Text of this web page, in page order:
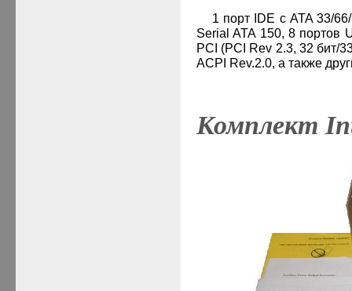
1 порт IDE с ATA 33/
Serial ATA 150, 8 портов
PCI (PCI Rev 2.3, 32 бит/
ACPI Rev.2.0, а также
Комплект